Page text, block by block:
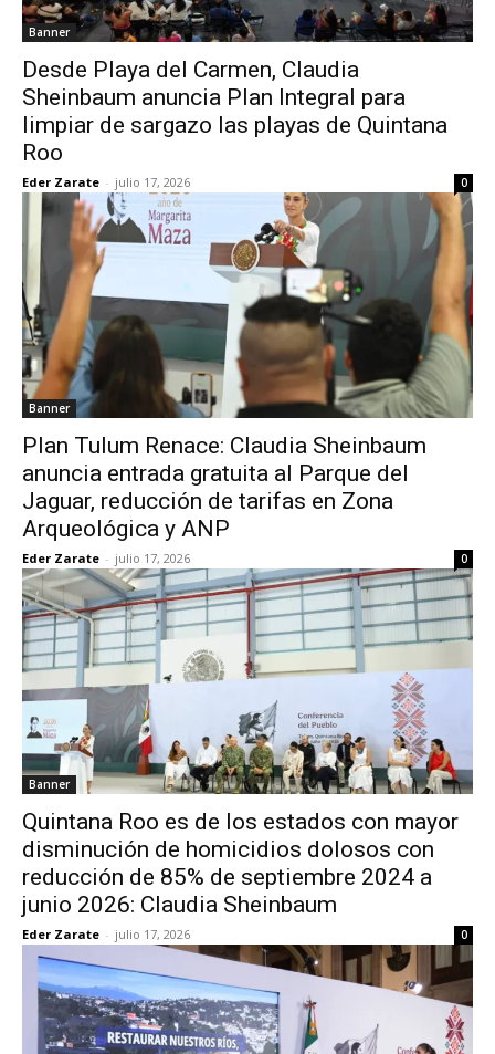
Banner
Desde Playa del Carmen, Claudia
Sheinbaum anuncia Plan Integral para
limpiar de sargazo las playas de Quintana
Roo
Eder Zarate - julio 17, 2026 0
Banner
Plan Tulum Renace: Claudia Sheinbaum
anuncia entrada gratuita al Parque del
Jaguar, reducción de tarifas en Zona
Arqueológica y ANP
Eder Zarate - julio 17, 2026 0
Banner
Quintana Roo es de los estados con mayor
disminución de homicidios dolosos con
reducción de 85% de septiembre 2024 a
junio 2026: Claudia Sheinbaum
Eder Zarate - julio 17, 2026 0